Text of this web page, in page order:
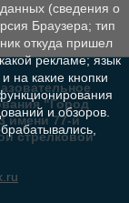
"Город
имени 77-й
стрелковой
(сведения о
Браузера; тип
откуда пришел
рекламе; язык
на какие кнопки
и обзоров.